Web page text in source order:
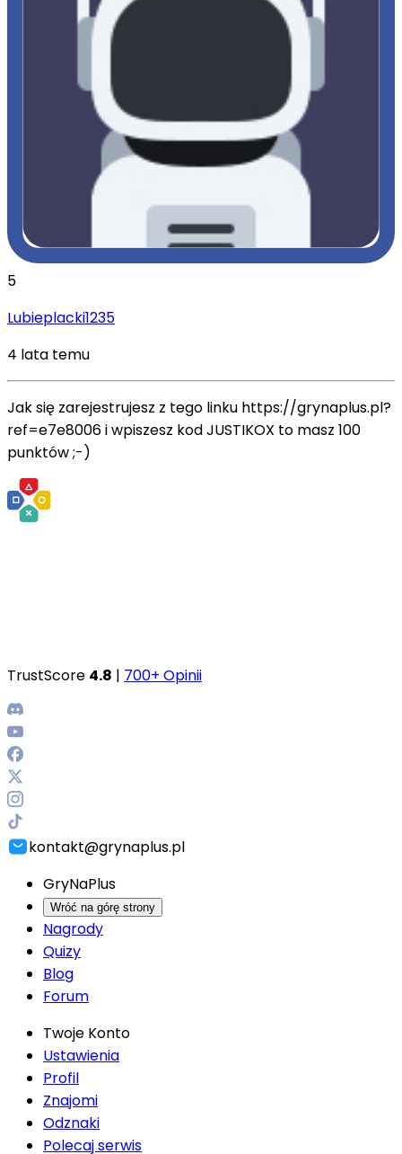
5
Lubieplacki1235
4 lata temu
Jak się zarejestrujesz z tego linku https://grynaplus.pl?
ref=e7e8006 i wpiszesz kod JUSTIKOX to masz 100
punktów ;-)
TrustScore 4.8 | 700+ Opinii
kontakt@grynaplus.pl
GryNaPlus
Wróć na górę strony
Nagrody
Quizy
Blog
Forum
Twoje Konto
Ustawienia
Profil
Znajomi
Odznaki
Polecaj serwis